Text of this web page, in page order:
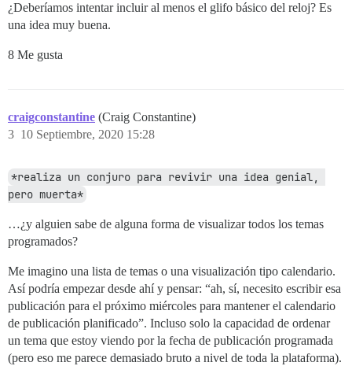
¿Deberíamos intentar incluir al menos el glifo básico del reloj? Es
una idea muy buena.
8 Me gusta
craigconstantine (Craig Constantine)
10 Septiembre, 2020 15:28
3
*realiza un conjuro para revivir una idea genial,
pero muerta*
…¿y alguien sabe de alguna forma de visualizar todos los temas
programados?
Me imagino una lista de temas o una visualización tipo calendario.
Así podría empezar desde ahí y pensar: “ah, sí, necesito escribir esa
publicación para el próximo miércoles para mantener el calendario
de publicación planificado”. Incluso solo la capacidad de ordenar
un tema que estoy viendo por la fecha de publicación programada
(pero eso me parece demasiado bruto a nivel de toda la plataforma).